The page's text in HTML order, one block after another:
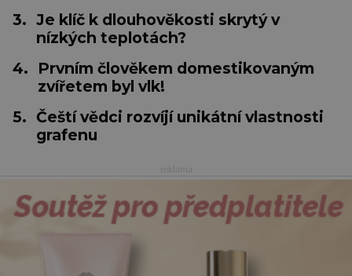
3. Je klíč k dlouhověkosti skrytý v
nízkých teplotách?
4.
Prvním člověkem domestikovaným
zvířetem byl vlk!
5. Čeští vědci rozvíjí unikátní vlastnosti
grafenu